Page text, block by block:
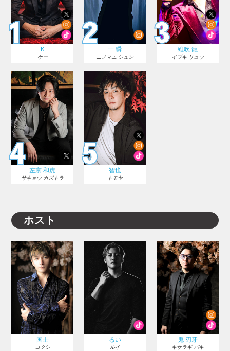
K
ケー
一 瞬
ニノマエ シュン
維吹 龍
イブキ リュウ
左京 和虎
サキョウ カズトラ
智也
トモヤ
ホスト
国士
コクシ
るい
ルイ
鬼 刃牙
キサラギ バキ